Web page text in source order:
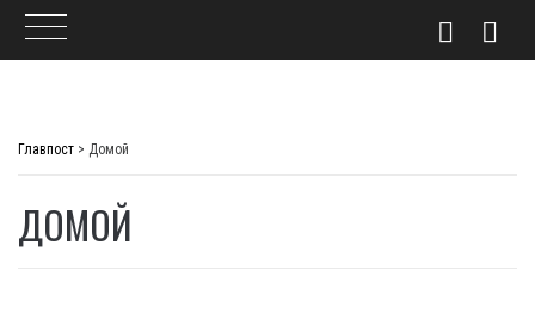
Главпост > Домой
ДОМОЙ